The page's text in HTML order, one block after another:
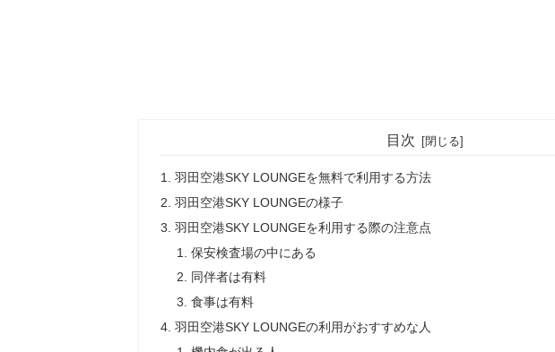
目次
羽田空港SKY LOUNGEを無料で利用する方法
羽田空港SKY LOUNGEの様子
羽田空港SKY LOUNGEを利用する際の注意点
保安検査場の中にある
同伴者は有料
食事は有料
羽田空港SKY LOUNGEの利用がおすすめな人